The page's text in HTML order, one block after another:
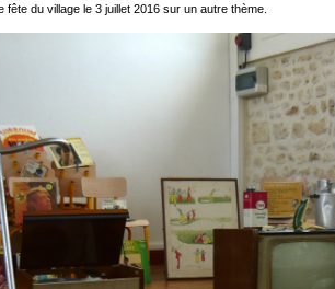
du village le 3 juillet 2016 sur un autre thème.